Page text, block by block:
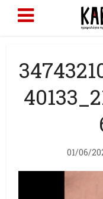
01/06/